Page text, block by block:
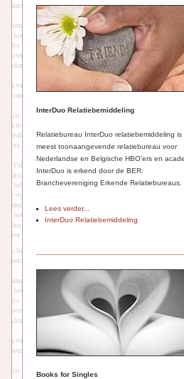
InterDuo Relatiebemiddeling
Relatiebureau InterDuo relatiebemiddeling is
meest toonaangevende relatiebureau voor
Nederlandse en Belgische HBO’ers en
InterDuo is erkend door de BER:
Branchevereniging Erkende Relatiebureaus.
Lees verder...
InterDuo Relatiebemiddeling
Books for Singles